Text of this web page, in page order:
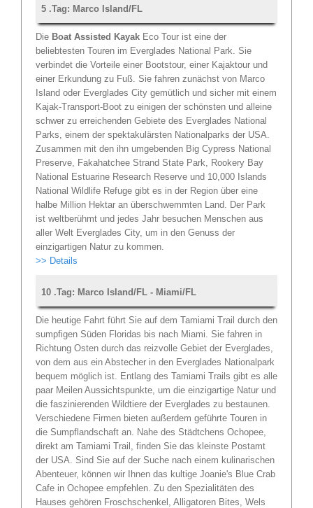
5 .Tag: Marco Island/FL
Die Boat Assisted Kayak Eco Tour ist eine der
beliebtesten Touren im Everglades National Park. Sie
verbindet die Vorteile einer Bootstour, einer Kajaktour und
einer Erkundung zu Fuß. Sie fahren zunächst von Marco
Island oder Everglades City gemütlich und sicher mit einem
Kajak-Transport-Boot zu einigen der schönsten und alleine
schwer zu erreichenden Gebiete des Everglades National
Parks, einem der spektakulärsten Nationalparks der USA.
Zusammen mit den ihn umgebenden Big Cypress National
Preserve, Fakahatchee Strand State Park, Rookery Bay
National Estuarine Research Reserve und 10,000 Islands
National Wildlife Refuge gibt es in der Region über eine
halbe Million Hektar an überschwemmten Land. Der Park
ist weltberühmt und jedes Jahr besuchen Menschen aus
aller Welt Everglades City, um in den Genuss der
einzigartigen Natur zu kommen.
>> Details
10 .Tag: Marco Island/FL - Miami/FL
Die heutige Fahrt führt Sie auf dem Tamiami Trail durch den
sumpfigen Süden Floridas bis nach Miami. Sie fahren in
Richtung Osten durch das reizvolle Gebiet der Everglades,
von dem aus ein Abstecher in den Everglades Nationalpark
bequem möglich ist. Entlang des Tamiami Trails gibt es alle
paar Meilen Aussichtspunkte, um die einzigartige Natur und
die faszinierenden Wildtiere der Everglades zu bestaunen.
Verschiedene Firmen bieten außerdem geführte Touren in
die Sumpflandschaft an. Nahe des Städtchens Ochopee,
direkt am Tamiami Trail, finden Sie das kleinste Postamt
der USA. Sind Sie auf der Suche nach einem kulinarischen
Abenteuer, können wir Ihnen das kultige Joanie's Blue Crab
Cafe in Ochopee empfehlen. Zu den Spezialitäten des
Hauses gehören Froschschenkel, Alligatoren Bites, Wels